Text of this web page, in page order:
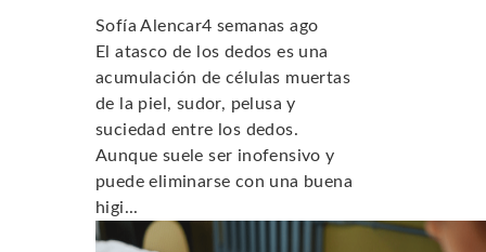
Sofía Alencar4 semanas ago
El atasco de los dedos es una
acumulación de células muertas
de la piel, sudor, pelusa y
suciedad entre los dedos.
Aunque suele ser inofensivo y
puede eliminarse con una buena
higi...